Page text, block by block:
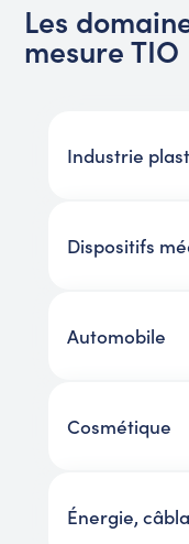
Les
mesure TIO
Industrie
Dispositifs
Automobile
Cosmétique
Énergie,